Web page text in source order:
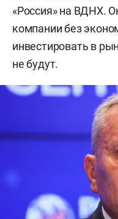
«Россия» на ВДНХ.
компании без
инвестировать в
не будут.